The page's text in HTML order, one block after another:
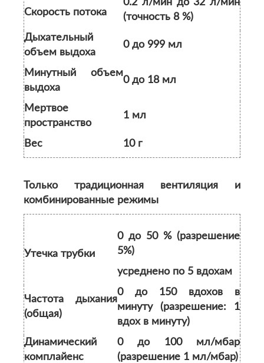
Скорость потока
0.2 л/мин до 32 л/мин
(точность 8 %)
Дыхательный
объем выдоха
0 до 999 мл
Минутный объем
выдоха
0 до 18 мл
Мертвое
пространство
1 мл
Вес 10 г
Только традиционная вентиляция и
комбинированные режимы
Утечка трубки
0 до 50 % (разрешение
5%)
усреднено по 5 вдохам
Частота дыхания
(общая)
0 до 150 вдохов в
минуту (разрешение: 1
вдох в минуту)
Динамический
комплайенс
0 до 100 мл/мбар
(разрешение 1 мл/мбар)